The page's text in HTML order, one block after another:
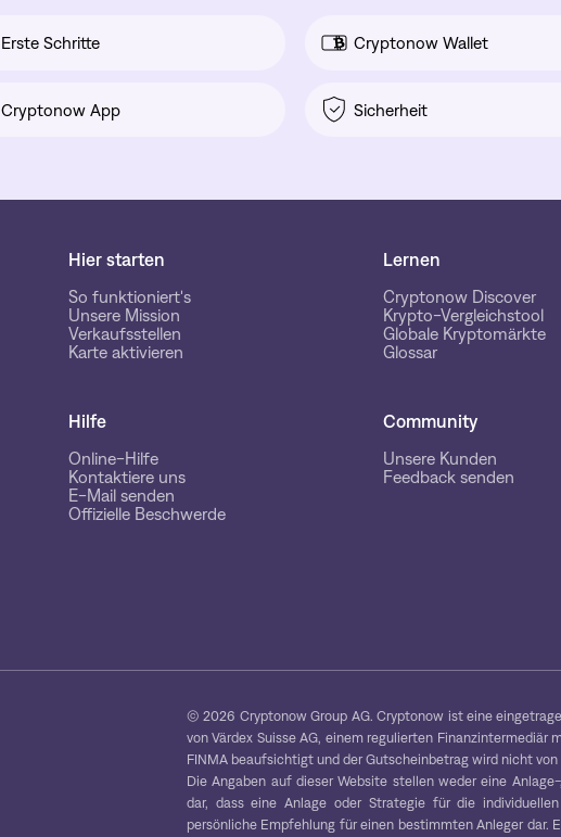
Erste Schritte Cryptonow Wallet
Cryptonow App Sicherheit
Hier starten
So funktioniert's
Unsere Mission
Verkaufsstellen
Karte aktivieren
Lernen
Cryptonow Discover
Krypto-Vergleichstool
Globale Kryptomärkte
Glossar
Hilfe
Online-Hilfe
Kontaktiere uns
E-Mail senden
Offizielle Beschwerde
Community
Unsere Kunden
Feedback senden
© 2026 Cryptonow Group AG. Cryptonow ist eine
von Värdex Suisse AG, einem regulierten Finanzintermediär
FINMA beaufsichtigt und der Gutscheinbetrag wird nicht
Die Angaben auf dieser Website stellen weder eine
dar, dass eine Anlage oder Strategie für die
persönliche Empfehlung für einen bestimmten Anleger dar.